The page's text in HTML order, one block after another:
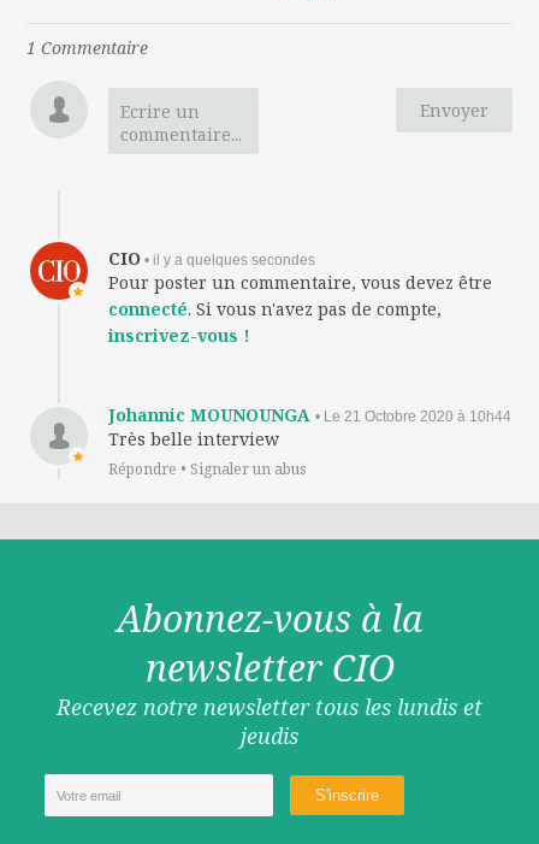
1 Commentaire
Envoyer
Ecrire un
commentaire...
CIO • il y a quelques secondes
Pour poster un commentaire, vous devez être
connecté. Si vous n'avez pas de compte,
inscrivez-vous !
Johannic MOUNOUNGA• Le 21 Octobre 2020 à 10h44
Très belle interview
Répondre • Signaler un abus
Abonnez-vous à la
newsletter CIO
Recevez notre newsletter tous les lundis et
jeudis